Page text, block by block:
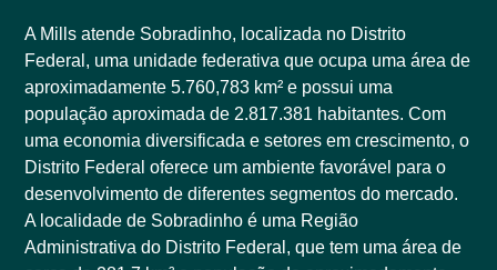
A Mills atende Sobradinho, localizada no Distrito
Federal, uma unidade federativa que ocupa uma área de
aproximadamente 5.760,783 km² e possui uma
população aproximada de 2.817.381 habitantes. Com
uma economia diversificada e setores em crescimento, o
Distrito Federal oferece um ambiente favorável para o
desenvolvimento de diferentes segmentos do mercado.
A localidade de Sobradinho é uma Região
Administrativa do Distrito Federal, que tem uma área de